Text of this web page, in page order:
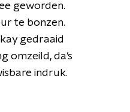
geworden.
te bonzen.
gedraaid
omzeild, da's
indruk.